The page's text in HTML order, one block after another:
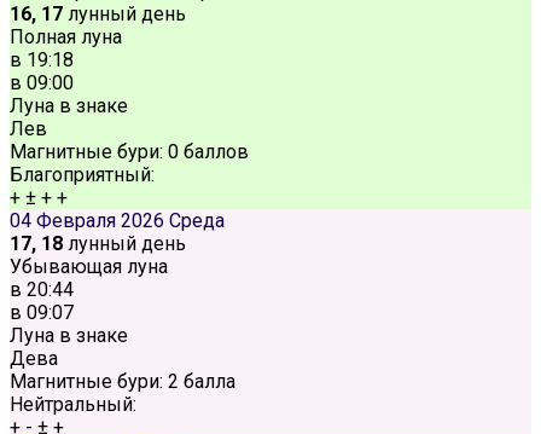
16, 17 лунный день
Полная луна
в 19:18
в 09:00
Луна в знаке
Лев
Магнитные бури: 0 баллов
Благоприятный:
+ ± + +
04 Февраля 2026 Среда
17, 18 лунный день
Убывающая луна
в 20:44
в 09:07
Луна в знаке
Дева
Магнитные бури: 2 балла
Нейтральный:
+ - ± +